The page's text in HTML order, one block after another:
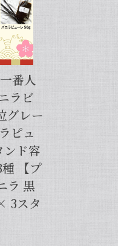
た。 今までは安価
っていました。 バ
バニラペーストは添
るうちに、無添加
。 やはり本物は違
キーやマフィン等
ただきまして、
す！完全無添
に入ってくださ
。こちらの商品
番人
ラビ
グレー
ピュ
ンド容
【プ
ラ 黒
3スタ